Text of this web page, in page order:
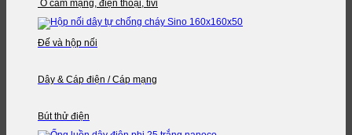
Ổ cắm mạng, điện thoại, tivi
Đế và hộp nối
Dây & Cáp điện / Cáp mạng
Bút thử điện